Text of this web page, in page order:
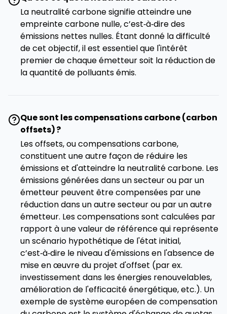
La neutralité carbone signifie atteindre une
empreinte carbone nulle, c’est‑à‑dire des
émissions nettes nulles. Étant donné la difficulté
de cet objectif, il est essentiel que l'intérêt
premier de chaque émetteur soit la réduction de
la quantité de polluants émis.
Que sont les compensations carbone (carbon
offsets) ?
Les offsets, ou compensations carbone,
constituent une autre façon de réduire les
émissions et d'atteindre la neutralité carbone. Les
émissions générées dans un secteur ou par un
émetteur peuvent être compensées par une
réduction dans un autre secteur ou par un autre
émetteur. Les compensations sont calculées par
rapport à une valeur de référence qui représente
un scénario hypothétique de l'état initial,
c’est‑à‑dire le niveau d'émissions en l'absence de
mise en œuvre du projet d'offset (par ex.
investissement dans les énergies renouvelables,
amélioration de l'efficacité énergétique, etc.). Un
exemple de système européen de compensation